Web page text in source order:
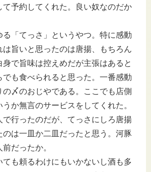
て予約してくれた。良い奴なのだか
る「てっさ」というやつ。特に感動
は旨いと思ったのは唐揚、もちろん
で旨味は控えめだが主張はあると
でも食べられると思った。一番感動
の〆のおじやである。ここでも店側
か無言のサービスをしてくれた。
で行ったのだが、てっさにしろ唐揚
のは一皿か二皿だったと思う。河豚
だったか。
ても頼るわけにもいかないし酒も多